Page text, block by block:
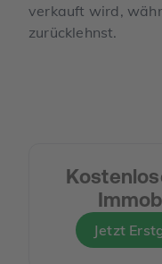
verkauft wird,
zurücklehnst.
Jetzt